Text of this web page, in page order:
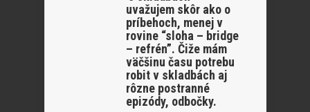
uvažujem skôr ako o
príbehoch, menej v
rovine “sloha – bridge
– refrén”. Čiže mám
väčšinu času potrebu
robit v skladbách aj
rôzne postranné
epizódy, odbočky.